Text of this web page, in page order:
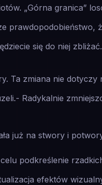
„Górna granica”
prawdopodobieństwo,
się do niej
Ta zmiana nie
Radykalnie
już na stwory i
podkreślenie
efektów